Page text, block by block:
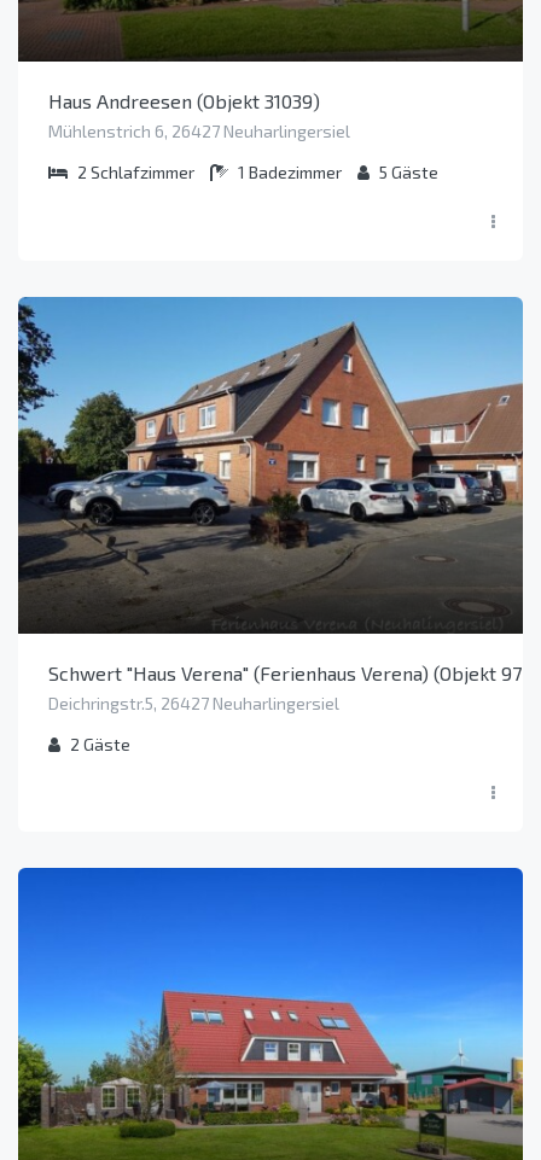
Haus Andreesen (Objekt 31039)
Mühlenstrich 6, 26427 Neuharlingersiel
2 Schlafzimmer 1 Badezimmer 5 Gäste
Schwert "Haus Verena" (Ferienhaus Verena) (Objekt
Deichringstr.5, 26427 Neuharlingersiel
2 Gäste